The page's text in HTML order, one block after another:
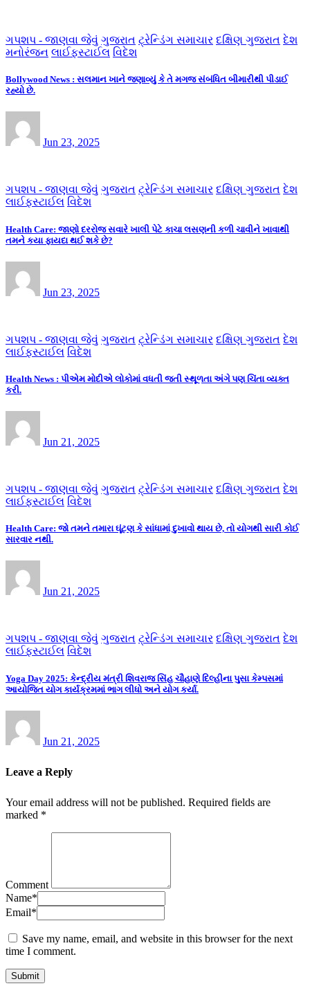
ગપશપ - જાણવા જેવું ગુજરાત ટ્રેન્ડિંગ સમાચાર દક્ષિણ ગુજરાત દેશ
મનોરંજન લાઈફસ્ટાઈલ વિદેશ
Bollywood News : સલમાન ખાને જણાવ્યું કે તે મગજ સંબંધિત બીમારીથી પીડાઈ
રહ્યો છે.
Jun 23, 2025
ગપશપ - જાણવા જેવું ગુજરાત ટ્રેન્ડિંગ સમાચાર દક્ષિણ ગુજરાત દેશ
લાઈફસ્ટાઈલ વિદેશ
Health Care: જાણો દરરોજ સવારે ખાલી પેટે કાચા લસણની કળી ચાવીને ખાવાથી
તમને કયા ફાયદા થઈ શકે છે?
Jun 23, 2025
ગપશપ - જાણવા જેવું ગુજરાત ટ્રેન્ડિંગ સમાચાર દક્ષિણ ગુજરાત દેશ
લાઈફસ્ટાઈલ વિદેશ
Health News : પીએમ મોદીએ લોકોમાં વધતી જતી સ્થૂળતા અંગે પણ ચિંતા વ્યક્ત
કરી.
Jun 21, 2025
ગપશપ - જાણવા જેવું ગુજરાત ટ્રેન્ડિંગ સમાચાર દક્ષિણ ગુજરાત દેશ
લાઈફસ્ટાઈલ વિદેશ
Health Care: જો તમને તમારા ઘૂંટણ કે સાંધામાં દુખાવો થાય છે, તો યોગથી સારી કોઈ
સારવાર નથી.
Jun 21, 2025
ગપશપ - જાણવા જેવું ગુજરાત ટ્રેન્ડિંગ સમાચાર દક્ષિણ ગુજરાત દેશ
લાઈફસ્ટાઈલ વિદેશ
Yoga Day 2025: કેન્દ્રીય મંત્રી શિવરાજ સિંહ ચૌહાણે દિલ્હીના પુસા કેમ્પસમાં
આયોજિત યોગ કાર્યક્રમમાં ભાગ લીધો અને યોગ કર્યા.
Jun 21, 2025
Leave a Reply
Your email address will not be published. Required fields are
marked *
Comment
Name*
Email*
Save my name, email, and website in this browser for the next
time I comment.